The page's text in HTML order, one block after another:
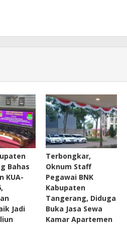
Bahas
KUA-
Jadi
Terbongkar,
Oknum Staff
Pegawai BNK
Kabupaten
Tangerang, Diduga
Buka Jasa Sewa
Kamar Apartemen